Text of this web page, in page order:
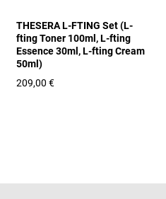
THESERA L-FTING Set (L-
fting Toner 100ml, L-fting
Essence 30ml, L-fting Cream
50ml)
209,00 €